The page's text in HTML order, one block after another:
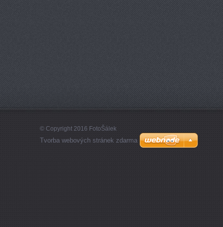
© Copyright 2016 FotoŠálek
Tvorba webových stránek zdarma